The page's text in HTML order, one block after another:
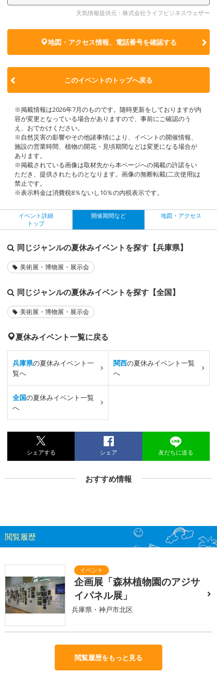
天気情報提供元：株式会社ライフビジネスウェザー
地図・アクセス情報、電話番号を確認する
このイベントのトップへ戻る
※掲載情報は2026年7月のものです。随時更新をしておりますが内
容が変更となっている場合がありますので、事前にご確認のう
え、おでかけください。
※自然災害の影響やその他諸事情により、イベントの開催情報、
施設の営業時間、植物の開花・見頃期間などは変更になる場合が
あります。
※掲載されている画像は取材先から本ページへの掲載の許諾をい
ただき、提供されたものとなります。画像の無断転載(二次使用)は
禁止です。
※表示料金は消費税8％ないし10％の内税表示です。
イベント詳細
トップ
開催期間など 地図・アクセス
同じジャンルの夏休みイベントを探す【兵庫県】
美術展・博物展・展示会
同じジャンルの夏休みイベントを探す【全国】
美術展・博物展・展示会
夏休みイベント一覧に戻る
兵庫県の夏休みイベント一
覧へ
関西の夏休みイベント一覧
へ
全国の夏休みイベント一覧
へ
シェアする シェア 友だちに送る
おすすめ情報
閲覧履歴
企画展「森林植物園のアジサ
イパネル展」
兵庫県・神戸市北区
閲覧履歴をもっと見る